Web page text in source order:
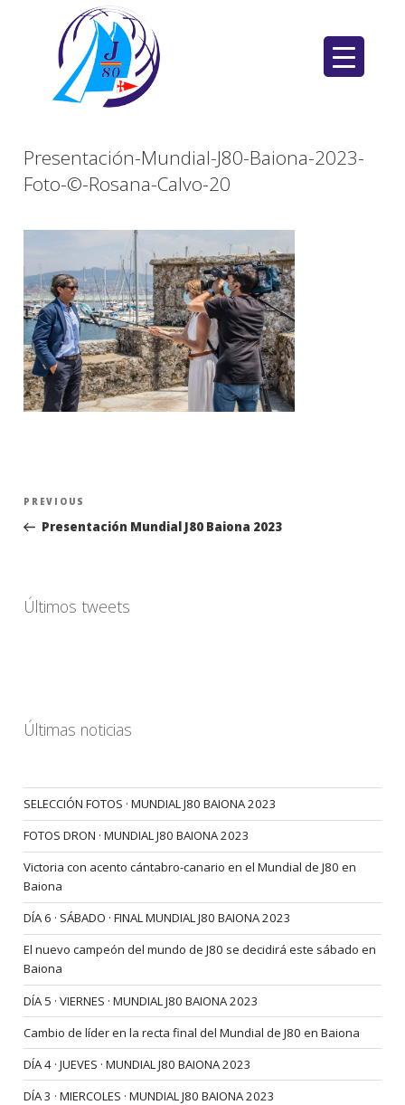
Presentación-Mundial-J80-Baiona-2023-
Foto-©-Rosana-Calvo-20
Navegación
entradas
Previous
Post
PREVIOUS
Presentación Mundial J80 Baiona 2023
Últimos tweets
Últimas noticias
SELECCIÓN FOTOS · MUNDIAL J80 BAIONA 2023
FOTOS DRON · MUNDIAL J80 BAIONA 2023
Victoria con acento cántabro-canario en el Mundial de J80 en
Baiona
DÍA 6 · SÁBADO · FINAL MUNDIAL J80 BAIONA 2023
El nuevo campeón del mundo de J80 se decidirá este sábado en
Baiona
DÍA 5 · VIERNES · MUNDIAL J80 BAIONA 2023
Cambio de líder en la recta final del Mundial de J80 en Baiona
DÍA 4 · JUEVES · MUNDIAL J80 BAIONA 2023
DÍA 3 · MIERCOLES · MUNDIAL J80 BAIONA 2023